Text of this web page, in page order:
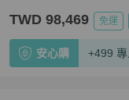
TWD 98,469 免運
安心購 +499